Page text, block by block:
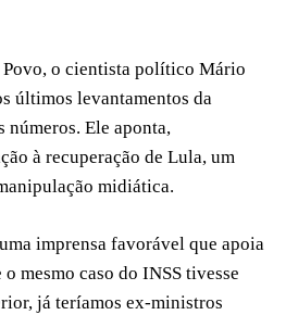
Povo, o cientista político Mário
últimos levantamentos da
números. Ele aponta,
à recuperação de Lula, um
midiática.
imprensa favorável que apoia
o mesmo caso do INSS tivesse
já teríamos ex-ministros